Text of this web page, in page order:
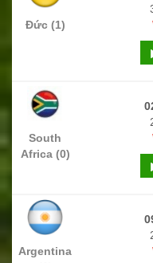
Đức (1)
South
Africa (0)
Argentina